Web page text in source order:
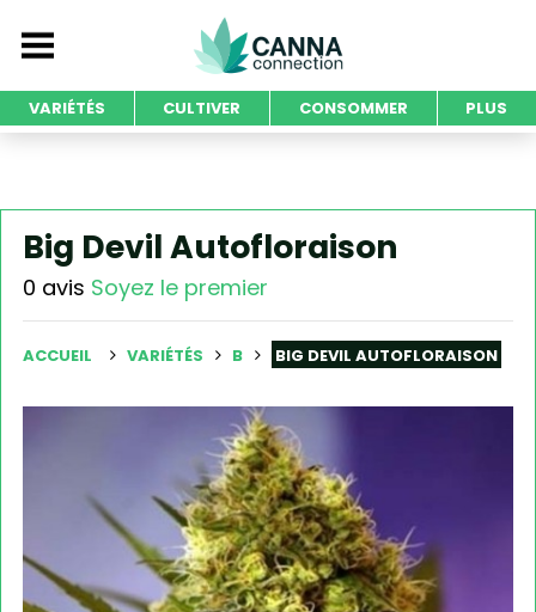
VARIÉTÉS CULTIVER CONSOMMER PLUS
Big Devil Autofloraison
0 avis Soyez le premier
ACCUEIL VARIÉTÉS B BIG DEVIL AUTOFLORAISON